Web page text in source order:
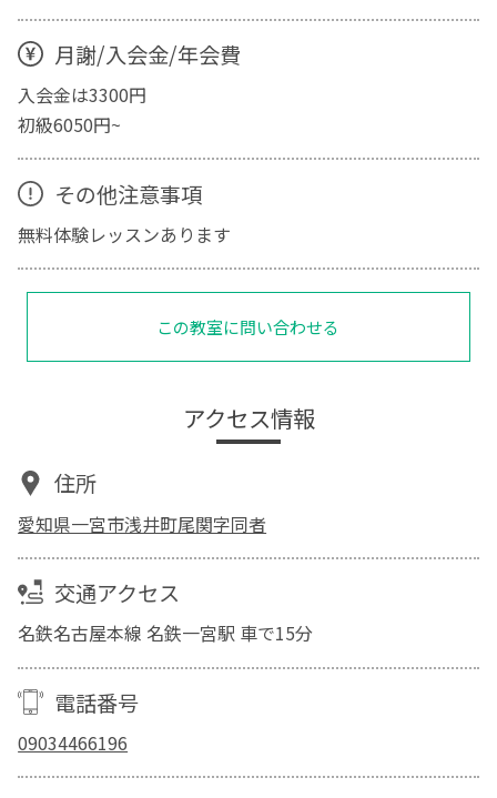
月謝/入会金/年会費
入会金は3300円
初級6050円~
その他注意事項
無料体験レッスンあります
この教室に問い合わせる
アクセス情報
住所
愛知県一宮市浅井町尾関字同者
交通アクセス
名鉄名古屋本線 名鉄一宮駅 車で15分
電話番号
09034466196